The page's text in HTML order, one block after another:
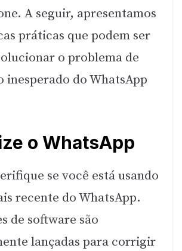
A seguir, apresentamos
práticas que podem ser
o problema de
inesperado do WhatsApp
o WhatsApp
se você está usando
recente do WhatsApp.
de software são
lançadas para corrigir